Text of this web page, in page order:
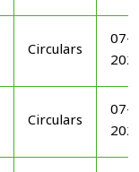
Circulars
07-
Circulars
07-